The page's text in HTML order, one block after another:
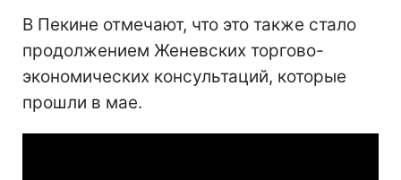
В Пекине отмечают, что это также стало
продолжением Женевских торгово-
экономических консультаций, которые
прошли в мае.